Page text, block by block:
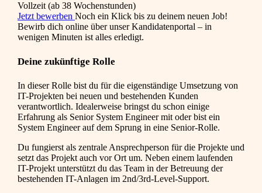
Vollzeit (ab 38 Wochenstunden)
Jetzt bewerben Noch ein Klick bis zu deinem neuen Job!
Bewirb dich online über unser Kandidatenportal – in
wenigen Minuten ist alles erledigt.
Deine zukünftige Rolle
In dieser Rolle bist du für die eigenständige Umsetzung von
IT-Projekten bei neuen und bestehenden Kunden
verantwortlich. Idealerweise bringst du schon einige
Erfahrung als Senior System Engineer mit oder bist ein
System Engineer auf dem Sprung in eine Senior-Rolle.
Du fungierst als zentrale Ansprechperson für die Projekte und
setzt das Projekt auch vor Ort um. Neben einem laufenden
IT-Projekt unterstützt du das Team in der Betreuung der
bestehenden IT-Anlagen im 2nd/3rd-Level-Support.